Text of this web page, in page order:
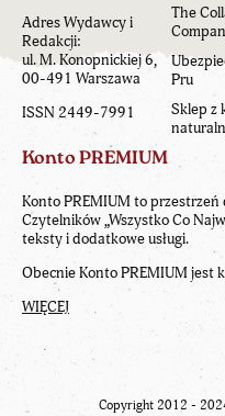
Adres Wydawcy i
Redakcji:
ul. M. Konopnickiej 6,
00-491 Warszawa
ISSN 2449-7991
The
Pru
Sklep z
Konto PREMIUM
Konto PREMIUM to
Czytelników „Wszystko Co
teksty i dodatkowe usługi.
Obecnie Konto PREMIUM jest
WIĘCEJ
Copyright 2012 -